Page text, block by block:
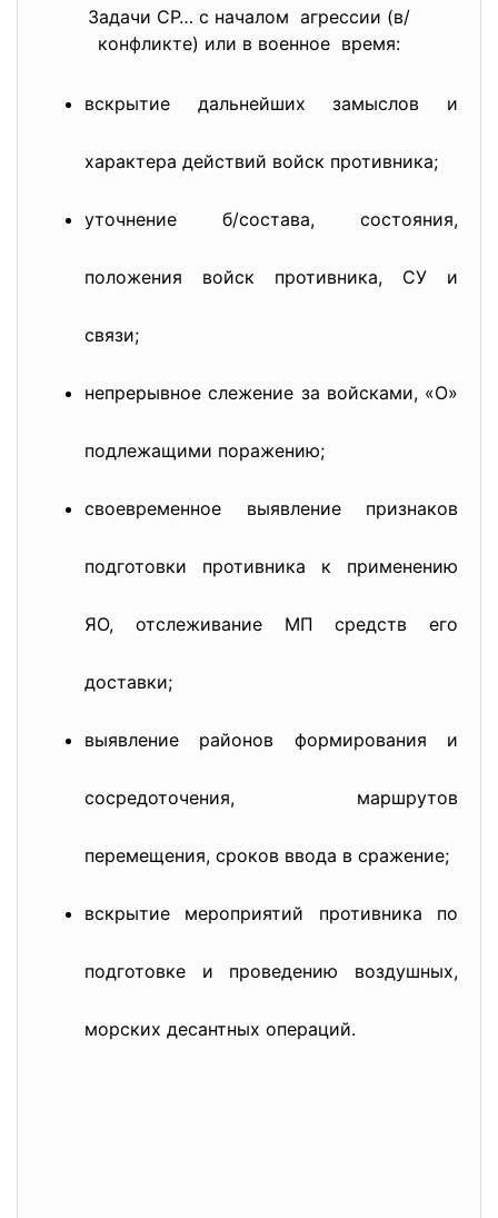
Задачи СР… с началом агрессии (в/
конфликте) или в военное время:
вскрытие дальнейших замыслов и
характера действий войск противника;
уточнение б/состава, состояния,
положения войск противника, СУ и
связи;
непрерывное слежение за войсками, «О»
подлежащими поражению;
своевременное выявление признаков
подготовки противника к применению
ЯО, отслеживание МП средств его
доставки;
выявление районов формирования и
сосредоточения, маршрутов
перемещения, сроков ввода в сражение;
вскрытие мероприятий противника по
подготовке и проведению воздушных,
морских десантных операций.